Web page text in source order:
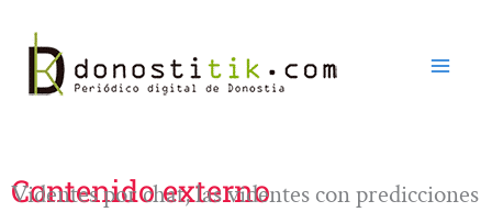
contenido
Contenido externo
Videntes por chat, las videntes con predicciones